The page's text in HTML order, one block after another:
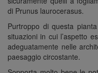
di Prunus laurocerasus.
Purtroppo di questa
situazioni in cui l’aspetto
adeguatamente nelle
paesaggio circostante.